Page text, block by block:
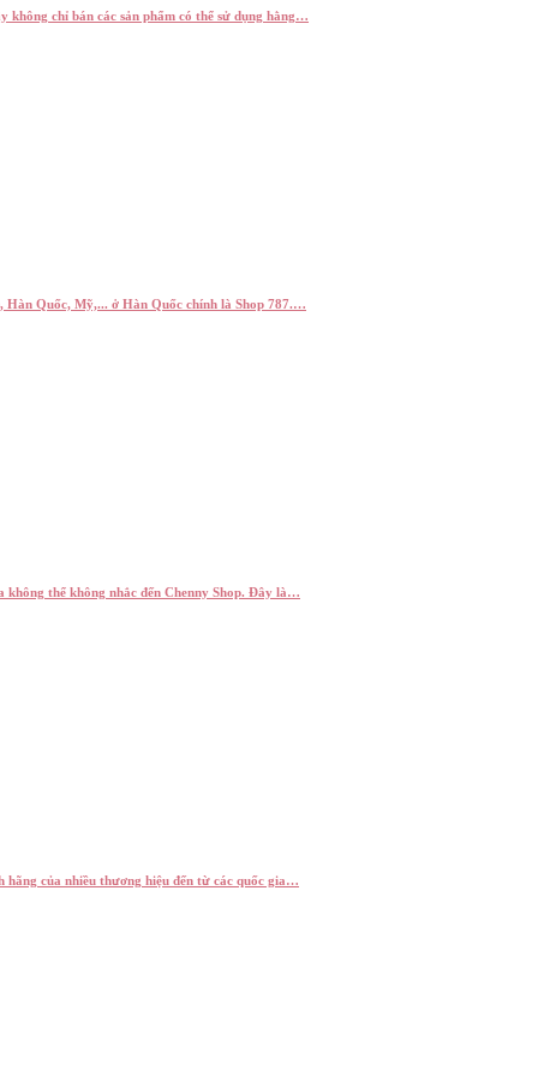
chỉ bán các sản phẩm có thể sử dụng hằng…
Quốc, Mỹ,... ở Hàn Quốc chính là Shop 787.…
không thể không nhắc đến Chenny Shop. Đây là…
hãng của nhiều thương hiệu đến từ các quốc gia…